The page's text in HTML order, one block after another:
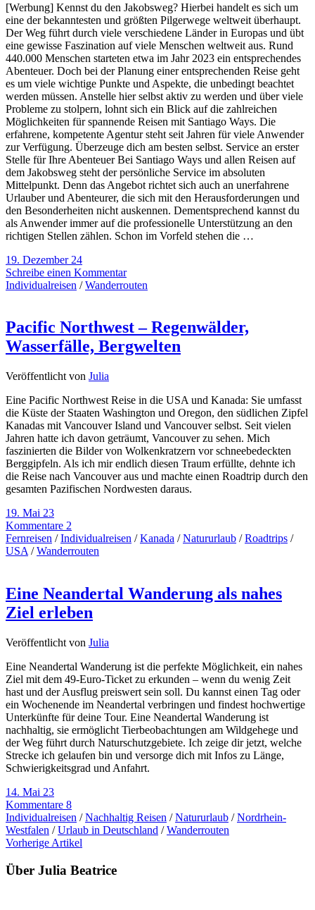
[Werbung] Kennst du den Jakobsweg? Hierbei handelt es sich um
eine der bekanntesten und größten Pilgerwege weltweit überhaupt.
Der Weg führt durch viele verschiedene Länder in Europas und übt
eine gewisse Faszination auf viele Menschen weltweit aus. Rund
440.000 Menschen starteten etwa im Jahr 2023 ein entsprechendes
Abenteuer. Doch bei der Planung einer entsprechenden Reise geht
es um viele wichtige Punkte und Aspekte, die unbedingt beachtet
werden müssen. Anstelle hier selbst aktiv zu werden und über viele
Probleme zu stolpern, lohnt sich ein Blick auf die zahlreichen
Möglichkeiten für spannende Reisen mit Santiago Ways. Die
erfahrene, kompetente Agentur steht seit Jahren für viele Anwender
zur Verfügung. Überzeuge dich am besten selbst. Service an erster
Stelle für Ihre Abenteuer Bei Santiago Ways und allen Reisen auf
dem Jakobsweg steht der persönliche Service im absoluten
Mittelpunkt. Denn das Angebot richtet sich auch an unerfahrene
Urlauber und Abenteurer, die sich mit den Herausforderungen und
den Besonderheiten nicht auskennen. Dementsprechend kannst du
als Anwender immer auf die professionelle Unterstützung an den
richtigen Stellen zählen. Schon im Vorfeld stehen die …
19. Dezember 24
Schreibe einen Kommentar
Individualreisen /Wanderrouten
Pacific Northwest – Regenwälder,
Wasserfälle, Bergwelten
Veröffentlicht von Julia
Eine Pacific Northwest Reise in die USA und Kanada: Sie umfasst
die Küste der Staaten Washington und Oregon, den südlichen Zipfel
Kanadas mit Vancouver Island und Vancouver selbst. Seit vielen
Jahren hatte ich davon geträumt, Vancouver zu sehen. Mich
faszinierten die Bilder von Wolkenkratzern vor schneebedeckten
Berggipfeln. Als ich mir endlich diesen Traum erfüllte, dehnte ich
die Reise nach Vancouver aus und machte einen Roadtrip durch den
gesamten Pazifischen Nordwesten daraus.
19. Mai 23
Kommentare 2
Fernreisen /Individualreisen /Kanada /Natururlaub /Roadtrips /
USA /Wanderrouten
Eine Neandertal Wanderung als nahes
Ziel erleben
Veröffentlicht von Julia
Eine Neandertal Wanderung ist die perfekte Möglichkeit, ein nahes
Ziel mit dem 49-Euro-Ticket zu erkunden – wenn du wenig Zeit
hast und der Ausflug preiswert sein soll. Du kannst einen Tag oder
ein Wochenende im Neandertal verbringen und findest hochwertige
Unterkünfte für deine Tour. Eine Neandertal Wanderung ist
nachhaltig, sie ermöglicht Tierbeobachtungen am Wildgehege und
der Weg führt durch Naturschutzgebiete. Ich zeige dir jetzt, welche
Strecke ich gelaufen bin und versorge dich mit Infos zu Länge,
Schwierigkeitsgrad und Anfahrt.
14. Mai 23
Kommentare 8
Individualreisen /Nachhaltig Reisen /Natururlaub /Nordrhein-
Westfalen /Urlaub in Deutschland /Wanderrouten
Vorherige Artikel
Über Julia Beatrice